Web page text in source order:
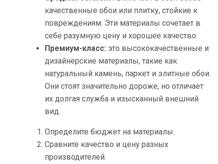
качественные обои или плитку, стойкие к
повреждениям. Эти материалы сочетает в
себе разумную цену и хорошее качество.
Премиум-класс: это высококачественные и
дизайнерские материалы, такие как
натуральный камень, паркет и элитные обои.
Они стоят значительно дороже, но отличает
их долгая служба и изысканный внешний
вид.
Определите бюджет на материалы.
Сравните качество и цену разных
производителей.